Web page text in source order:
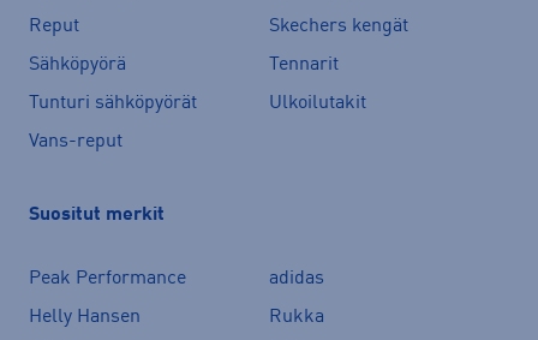
Reput
Skechers kengät
Sähköpyörä
Tennarit
Tunturi sähköpyörät
Ulkoilutakit
Vans-reput
Suositut merkit
Peak Performance
adidas
Helly Hansen
Rukka